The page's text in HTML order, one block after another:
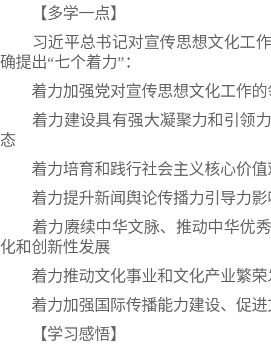
【多学一点】
习近平总书记对宣传思想文化工作
确提出“七个着力”：
着力加强党对宣传思想文化工作的
着力建设具有强大凝聚力和引领力
态
着力培育和践行社会主义核心价值
着力提升新闻舆论传播力引导力影
着力赓续中华文脉、推动中华优秀
化和创新性发展
着力推动文化事业和文化产业繁荣
着力加强国际传播能力建设、促进
【学习感悟】